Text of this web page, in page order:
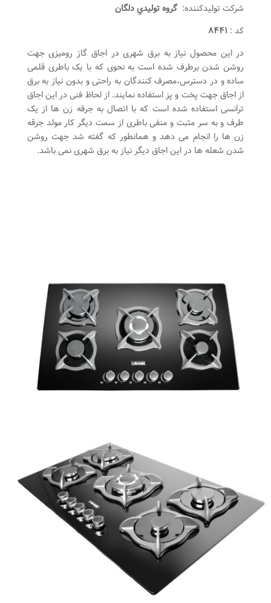
شرکت تولیدکننده: گروه توليدي دلگان
کد : ۸۴۴۱
در این محصول نیاز به برق شهری در اجاق گاز رومیزی جهت
روشن شدن برطرف شده است به نحوی که با یک باطری قلمی
ساده و در دسترس،مصرف کنندگان به راحتی و بدون نیاز به برق
از اجاق جهت پخت و پز استفاده نمایند. از لحاظ فنی در این اجاق
ترانسی استفاده شده است که با اتصال به جرقه زن ها از یک
طرف و به سر مثبت و منفی باطری از سمت دیگر کار مولد جرقه
زن ها را انجام می دهد و همانطور که گفته شد جهت روشن
شدن شعله ها در این اجاق دیگر نیاز به برق شهری نمی باشد.